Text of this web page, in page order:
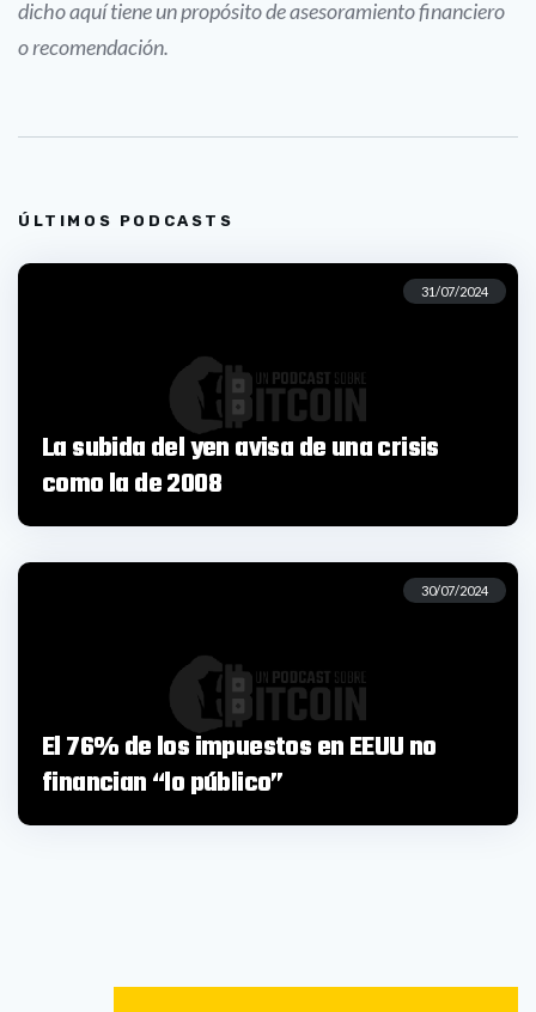
dicho aquí tiene un propósito de asesoramiento financiero
o recomendación.
ÚLTIMOS PODCASTS
31/07/2024
La subida del yen avisa de una crisis
como la de 2008
30/07/2024
El 76% de los impuestos en EEUU no
financian “lo público”